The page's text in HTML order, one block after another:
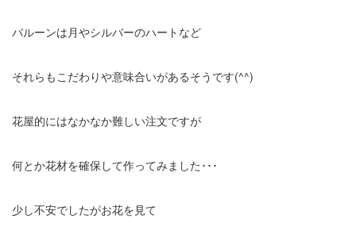
バルーンは月やシルバーのハートなど
それらもこだわりや意味合いがあるそうです(^^)
花屋的にはなかなか難しい注文ですが
何とか花材を確保して作ってみました･･･
少し不安でしたがお花を見て